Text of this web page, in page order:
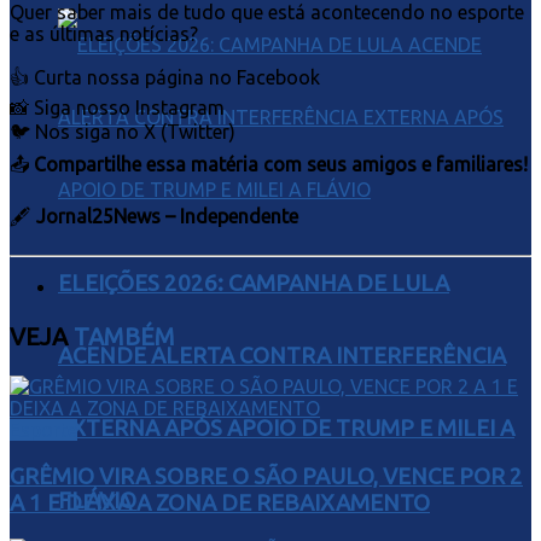
ELEIÇÕES 2026: CAMPANHA DE LULA
ACENDE ALERTA CONTRA INTERFERÊNCIA
EXTERNA APÓS APOIO DE TRUMP E MILEI A
FLÁVIO
Quer saber mais de tudo que está acontecendo no esporte
e as últimas notícias?
👍 Curta nossa página no Facebook
📸 Siga nosso Instagram
🐦 Nos siga no X (Twitter)
📤 Compartilhe essa matéria com seus amigos e familiares!
🖋 Jornal25News – Independente
VEJATAMBÉM
GRÊMIO VIRA SOBRE O SÃO PAULO, VENCE POR 2
A 1 E DEIXA A ZONA DE REBAIXAMENTO